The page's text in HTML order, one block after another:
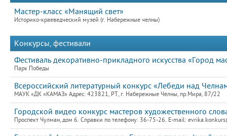
Мастер-класс «Манящий свет»
Историко-краеведческий музей (г. Набережные челны)
Конкурсы, фестивали
Фестиваль декоративно-прикладного искусства «Город
Парк Победы
Всероссийский литературный конкурс «Лебеди над
МАУК «ДК «КАМАЗ» Адрес: 423821, РТ, г. Набережные Челны, пр.Мира, 87/22
Городской видео конкурс мастеров художественного
Проспект Чулман, дом 6. Справки по телефону: 36-75-26. E-mail: